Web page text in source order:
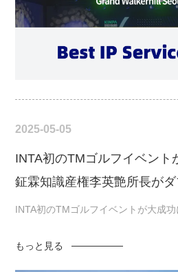
2025-05-05
INTA初のTMゴルフイベント
鉦霖知識産権李英艶所長がダ
INTA初のTMゴルフイベントが大成功
もっと見る